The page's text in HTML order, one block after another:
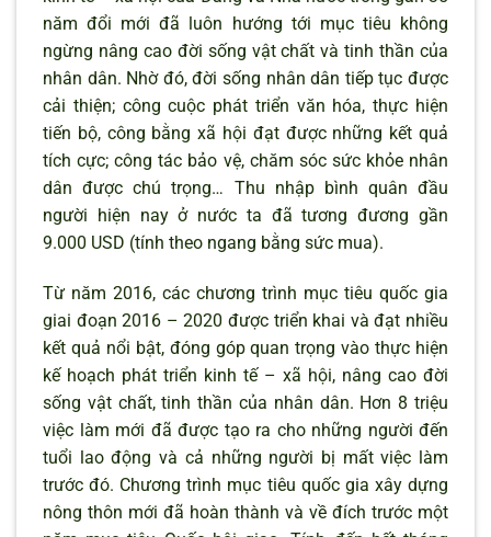
năm đổi mới đã luôn hướng tới mục tiêu không
ngừng nâng cao đời sống vật chất và tinh thần của
nhân dân. Nhờ đó, đời sống nhân dân tiếp tục được
cải thiện; công cuộc phát triển văn hóa, thực hiện
tiến bộ, công bằng xã hội đạt được những kết quả
tích cực; công tác bảo vệ, chăm sóc sức khỏe nhân
dân được chú trọng… Thu nhập bình quân đầu
người hiện nay ở nước ta đã tương đương gần
9.000 USD (tính theo ngang bằng sức mua).
Từ năm 2016, các chương trình mục tiêu quốc gia
giai đoạn 2016 – 2020 được triển khai và đạt nhiều
kết quả nổi bật, đóng góp quan trọng vào thực hiện
kế hoạch phát triển kinh tế – xã hội, nâng cao đời
sống vật chất, tinh thần của nhân dân. Hơn 8 triệu
việc làm mới đã được tạo ra cho những người đến
tuổi lao động và cả những người bị mất việc làm
trước đó. Chương trình mục tiêu quốc gia xây dựng
nông thôn mới đã hoàn thành và về đích trước một